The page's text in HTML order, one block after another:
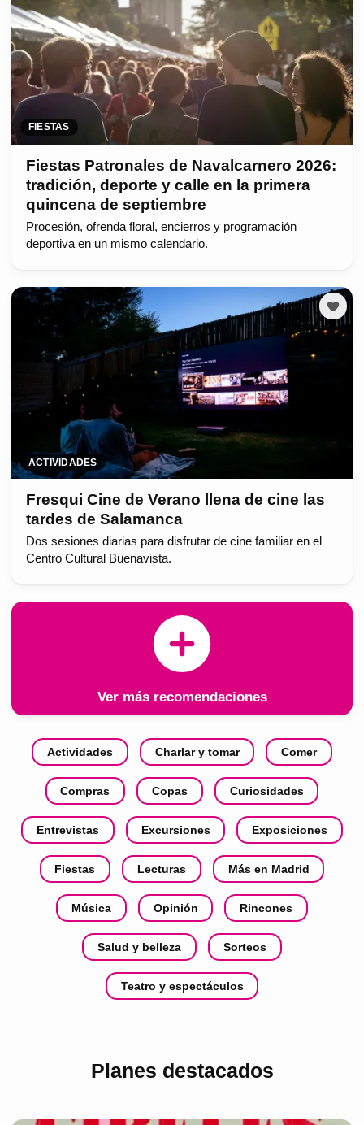
FIESTAS
Fiestas Patronales de Navalcarnero 2026:
tradición, deporte y calle en la primera
quincena de septiembre
Procesión, ofrenda floral, encierros y programación
deportiva en un mismo calendario.
ACTIVIDADES
Fresqui Cine de Verano llena de cine las
tardes de Salamanca
Dos sesiones diarias para disfrutar de cine familiar en el
Centro Cultural Buenavista.
Ver más recomendaciones
Actividades Charlar y tomar Comer
Compras Copas Curiosidades
Entrevistas Excursiones Exposiciones
Fiestas Lecturas Más en Madrid
Música Opinión Rincones
Salud y belleza Sorteos
Teatro y espectáculos
Planes destacados